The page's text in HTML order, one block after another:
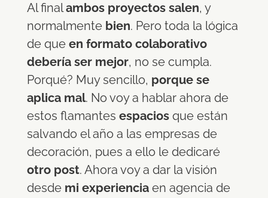
Al finalambos proyectos salen, y
normalmente bien. Pero toda la lógica
de que en formato colaborativo
debería ser mejor, no se cumpla.
Porqué? Muy sencillo, porque se
aplica mal. No voy a hablar ahora de
estos flamantes espaciosque están
salvando el año a las empresas de
decoración, pues a ello le dedicaré
otro post. Ahora voy a dar la visión
desde mi experienciaen agencia de